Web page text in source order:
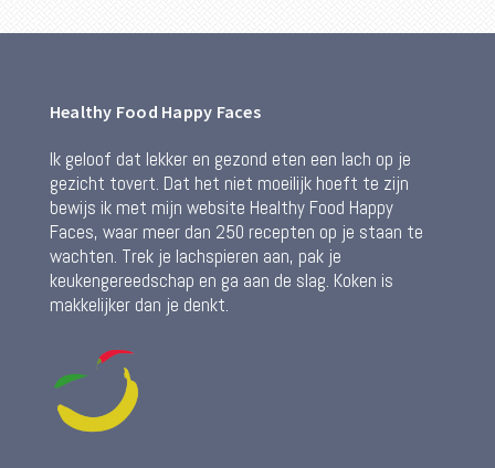
Healthy Food Happy Faces
Ik geloof dat lekker en gezond eten een lach op je
gezicht tovert. Dat het niet moeilijk hoeft te zijn
bewijs ik met mijn website Healthy Food Happy
Faces, waar meer dan 250 recepten op je staan te
wachten. Trek je lachspieren aan, pak je
keukengereedschap en ga aan de slag. Koken is
makkelijker dan je denkt.